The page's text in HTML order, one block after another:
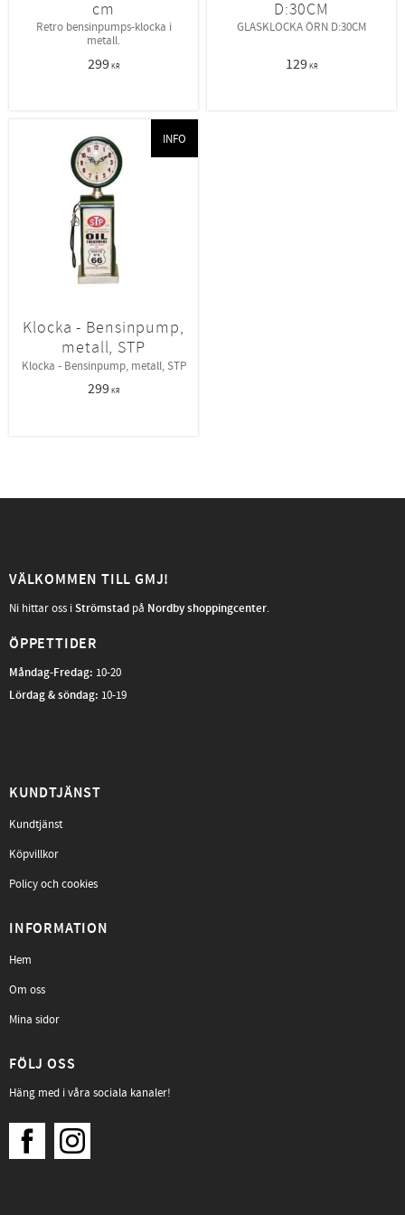
cm
Retro bensinpumps-klocka i
metall.
299KR
D:30CM
GLASKLOCKA ÖRN D:30CM
129KR
Klocka - Bensinpump,
metall, STP
Klocka - Bensinpump, metall, STP
299KR
INFO
VÄLKOMMEN TILL GMJ!
Ni hittar oss iStrömstad på Nordby shoppingcenter.
ÖPPETTIDER
Måndag-Fredag: 10-20
Lördag & söndag: 10-19
KUNDTJÄNST
Kundtjänst
Köpvillkor
Policy och cookies
INFORMATION
Hem
Om oss
Mina sidor
FÖLJ OSS
Häng med i våra sociala kanaler!